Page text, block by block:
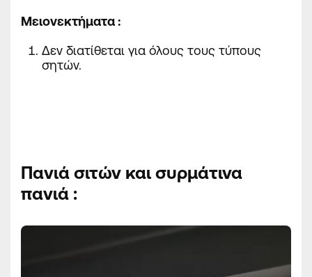
Μειονεκτήματα :
Δεν διατίθεται για όλους τους τύπους
σητών.
Πανιά σιτών και συρμάτινα
πανιά :